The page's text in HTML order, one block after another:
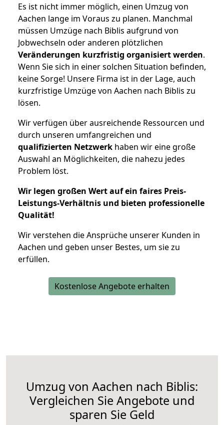
Es ist nicht immer möglich, einen Umzug von
Aachen lange im Voraus zu planen. Manchmal
müssen Umzüge nach Biblis aufgrund von
Jobwechseln oder anderen plötzlichen
Veränderungen kurzfristig organisiert werden.
Wenn Sie sich in einer solchen Situation befinden,
keine Sorge! Unsere Firma ist in der Lage, auch
kurzfristige Umzüge von Aachen nach Biblis zu
lösen.
Wir verfügen über ausreichende Ressourcen und
durch unseren umfangreichen und
qualifizierten Netzwerk haben wir eine große
Auswahl an Möglichkeiten, die nahezu jedes
Problem löst.
Wir legen großen Wert auf ein faires Preis-
Leistungs-Verhältnis und bieten professionelle
Qualität!
Wir verstehen die Ansprüche unserer Kunden in
Aachen und geben unser Bestes, um sie zu
erfüllen.
Kostenlose Angebote erhalten
Umzug von Aachen nach Biblis:
Vergleichen Sie Angebote und
sparen Sie Geld